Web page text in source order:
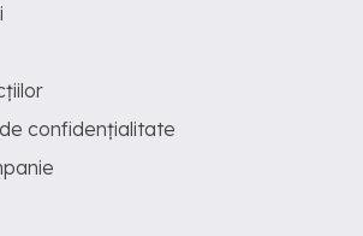
confidențialitate